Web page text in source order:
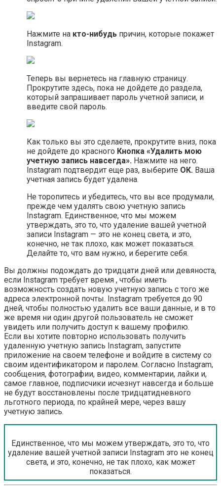
Нажмите на кто-нибудь причин, которые покажет
Instagram.
Теперь вы вернетесь на главную страницу.
Прокрутите здесь, пока не дойдете до раздела,
который запрашивает пароль учетной записи, и
введите свой пароль.
Как только вы это сделаете, прокрутите вниз, пока
не дойдете до красного Кнопка «Удалить мою
учетную запись навсегда». Нажмите на него.
Instagram подтвердит еще раз, выберите ОК. Ваша
учетная запись будет удалена.
Не торопитесь и убедитесь, что вы все продумали,
прежде чем удалять свою учетную запись
Instagram. Единственное, что мы можем
утверждать, это то, что удаление вашей учетной
записи Instagram — это не конец света, и это,
конечно, не так плохо, как может показаться.
Делайте то, что вам нужно, и берегите себя.
Вы должны подождать до тридцати дней или девяноста,
если Instagram требует время , чтобы иметь
возможность создать новую учетную запись с того же
адреса электронной почты. Instagram требуется до 90
дней, чтобы полностью удалить все ваши данные, и в то
же время ни один другой пользователь не сможет
увидеть или получить доступ к вашему профилю.
Если вы хотите повторно использовать получить
удаленную учетную запись Instagram, запустите
приложение на своем телефоне и войдите в систему со
своим идентификатором и паролем. Согласно Instagram,
сообщения, фотографии, видео, комментарии, лайки и,
самое главное, подписчики исчезнут навсегда и больше
не будут восстановлены после тридцатидневного
льготного периода, по крайней мере, через вашу
учетную запись.
Единственное, что мы можем утверждать, это то, что
удаление вашей учетной записи Instagram это не конец
света, и это, конечно, не так плохо, как может
показаться.